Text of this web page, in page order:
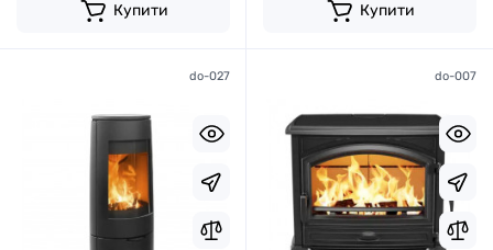
Купити Купити
do-027 do-007